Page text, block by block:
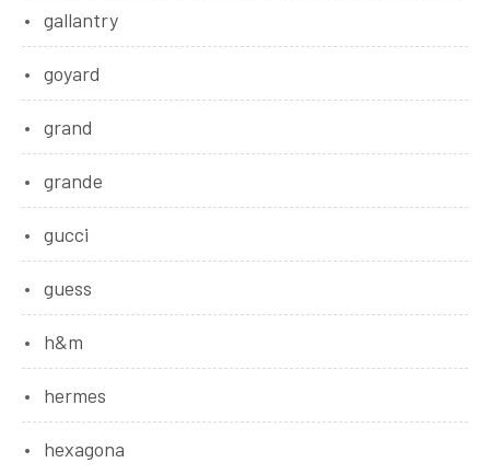
gallantry
goyard
grand
grande
gucci
guess
h&m
hermes
hexagona